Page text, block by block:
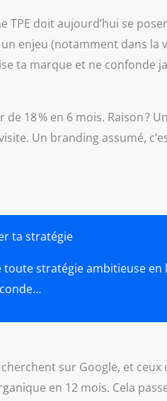
TPE doit aujourd’hui se
enjeu (notamment dans la
ta marque et ne confonde
18 % en 6 mois. Raison ?
Un branding assumé,
ta stratégie
toute stratégie ambitieuse en
sur Google, et ceux
en 12 mois. Cela